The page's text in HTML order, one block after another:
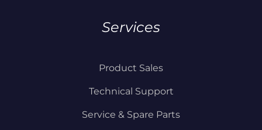
Services
Product Sales
Technical Support
Service & Spare Parts